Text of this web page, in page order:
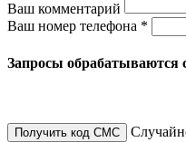
Ваш комментарий
Ваш номер телефона *
Запросы обрабатываются
Получить код СМС